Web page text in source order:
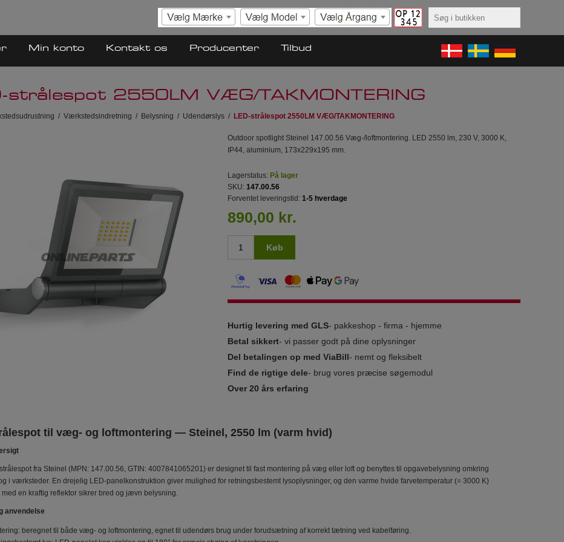
Min konto Kontakt os Producenter Tilbud
strålespot 2550LM VÆG/TAKMONTERING
/ Værkstedsindretning / Belysning / Udendørslys / LED-strålespot 2550LM VÆG/TAKMONTERING
Outdoor spotlight Steinel 147.00.56 Væg-/loftmontering. LED 2550 lm, 230 V, 3000 K,
IP44, aluminium, 173x229x195 mm.
Lagerstatus: På lager
SKU: 147.00.56
Forventet leveringstid: 1-5 hverdage
890,00 kr.
Køb
Hurtig levering med GLS- pakkeshop - firma - hjemme
Betal sikkert- vi passer godt på dine oplysninger
Del betalingen op med ViaBill- nemt og fleksibelt
Find de rigtige dele- brug vores præcise søgemodul
Over 20 års erfaring
til væg- og loftmontering — Steinel, 2550 lm (varm hvid)
fra Steinel (MPN: 147.00.56, GTIN: 4007841065201) er designet til fast montering på væg eller loft og benyttes til opgavebelysning omkring
i værksteder. En drejelig LED-panelkonstruktion giver mulighed for retningsbestemt lysoplysninger, og den varme hvide farvetemperatur (= 3000 K)
med en kraftig reflektor sikrer bred og jævn belysning.
anvendelse
beregnet til både væg- og loftmontering, egnet til udendørs brug under forudsætning af korrekt tætning ved kabelføring.